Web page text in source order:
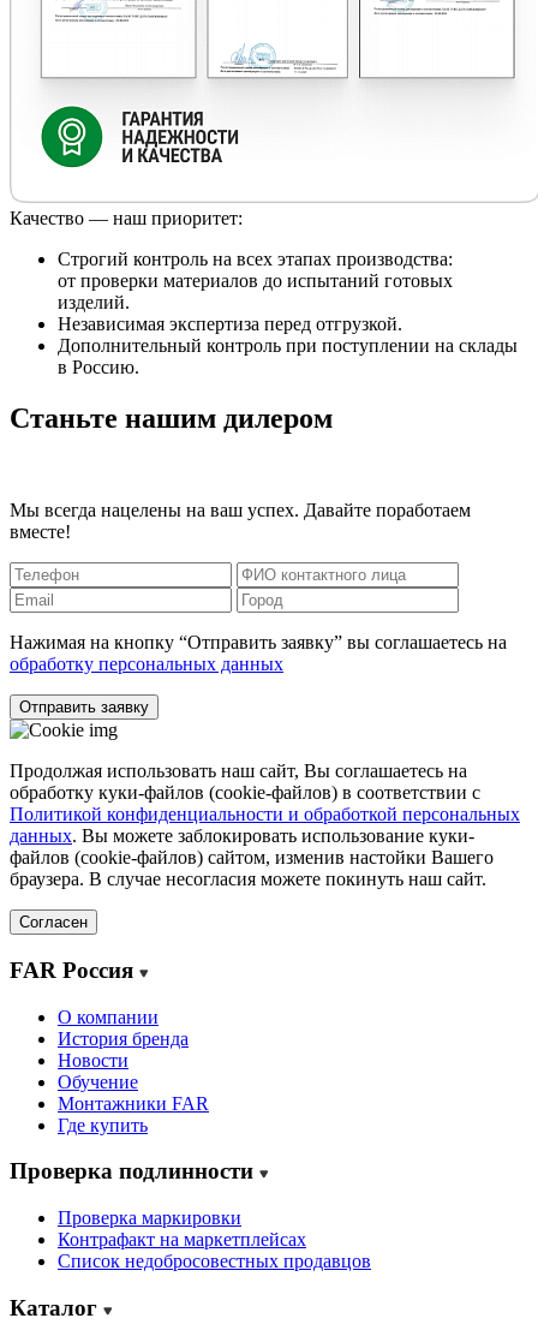
Качество — наш приоритет:
Строгий контроль на всех этапах производства:
от проверки материалов до испытаний готовых
изделий.
Независимая экспертиза перед отгрузкой.
Дополнительный контроль при поступлении на склады
в Россию.
Станьте нашим дилером
Мы всегда нацелены на ваш успех. Давайте поработаем
вместе!
Нажимая на кнопку “Отправить заявку” вы соглашаетесь на
обработку персональных данных
Отправить заявку
Продолжая использовать наш сайт, Вы соглашаетесь на
обработку куки-файлов (cookie-файлов) в соответствии с
Политикой конфиденциальности и обработкой персональных
данных. Вы можете заблокировать использование куки-
файлов (cookie-файлов) сайтом, изменив настойки Вашего
браузера. В случае несогласия можете покинуть наш сайт.
Согласен
FAR Россия
О компании
История бренда
Новости
Обучение
Монтажники FAR
Где купить
Проверка подлинности
Проверка маркировки
Контрафакт на маркетплейсах
Cписок недобросовестных продавцов
Каталог